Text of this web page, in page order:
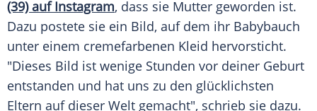
(39) auf Instagram, dass sie Mutter geworden ist.
Dazu postete sie ein Bild, auf dem ihr Babybauch
unter einem cremefarbenen Kleid hervorsticht.
"Dieses Bild ist wenige Stunden vor deiner Geburt
entstanden und hat uns zu den glücklichsten
Eltern auf dieser Welt gemacht", schrieb sie dazu.